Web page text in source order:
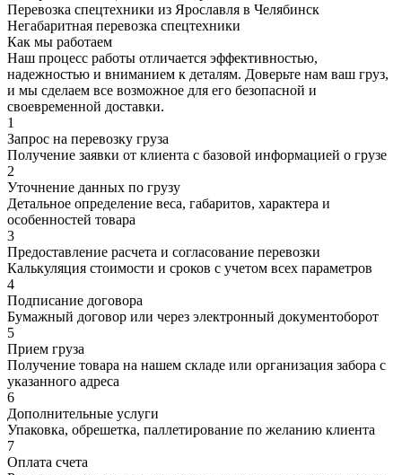
Перевозка спецтехники из Ярославля в Челябинск
Негабаритная перевозка спецтехники
Как мы работаем
Наш процесс работы отличается эффективностью,
надежностью и вниманием к деталям. Доверьте нам ваш груз,
и мы сделаем все возможное для его безопасной и
своевременной доставки.
1
Запрос на перевозку груза
Получение заявки от клиента с базовой информацией о грузе
2
Уточнение данных по грузу
Детальное определение веса, габаритов, характера и
особенностей товара
3
Предоставление расчета и согласование перевозки
Калькуляция стоимости и сроков с учетом всех параметров
4
Подписание договора
Бумажный договор или через электронный документоборот
5
Прием груза
Получение товара на нашем складе или организация забора с
указанного адреса
6
Дополнительные услуги
Упаковка, обрешетка, паллетирование по желанию клиента
7
Оплата счета